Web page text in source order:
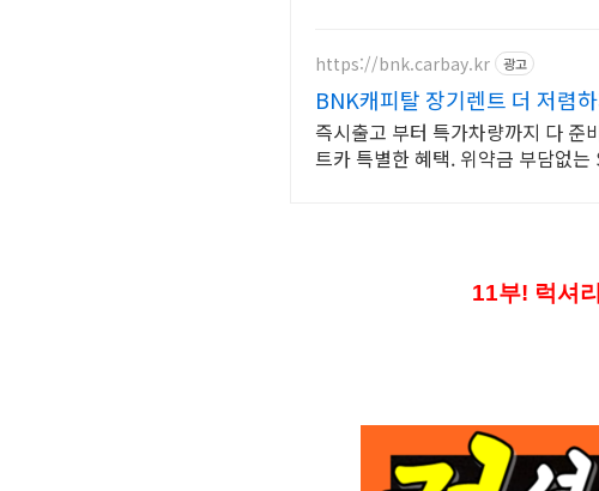
https://bnk.carbay.kr 광고
BNK캐피탈 장기렌트 더 저렴
즉시출고 부터 특가차량까지 다
트카 특별한 혜택. 위약금 부담없
11부! 럭셔